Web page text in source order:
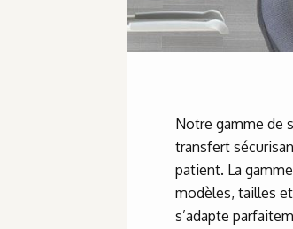
Notre gamme de
transfert
patient. La
modèles, tailles
s’adapte